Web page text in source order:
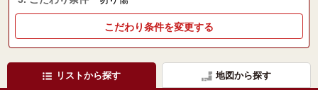
こだわり条件を変更する
リストから探す 地図から探す